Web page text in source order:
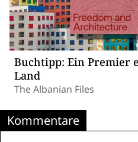
Buchtipp: Ein Premier
Land
The Albanian Files
Kommentare